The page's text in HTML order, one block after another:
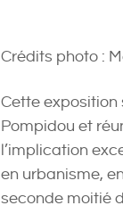
Crédits photo :
Cette exposition
Pompidou et
l’implication
en urbanisme,
seconde moitié